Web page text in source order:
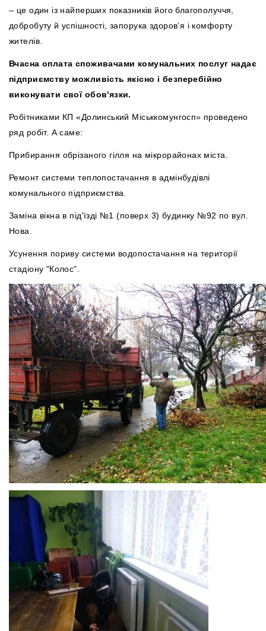
– це один із найперших показників його благополуччя,
добробуту й успішності, запорука здоров’я і комфорту
жителів.
Вчасна оплата споживачами комунальних послуг надає
підприємству можливість якісно і безперебійно
виконувати свої обов'язки.
Робітниками КП «Долинський Міськкомунгосп» проведено
ряд робіт. А саме:
Прибирання обрізаного гілля на мікрорайонах міста.
Ремонт системи теплопостачання в адмінбудівлі
комунального підприємства.
Заміна вікна в під'їзді №1 (поверх 3) будинку №92 по вул.
Нова.
Усунення пориву системи водопостачання на території
стадіону "Колос".